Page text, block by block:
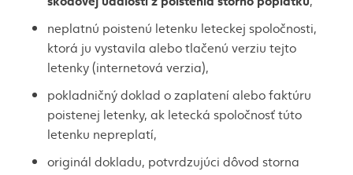
neplatnú poistenú letenku leteckej spoločnosti,
ktorá ju vystavila alebo tlačenú verziu tejto
letenky (internetová verzia),
pokladničný doklad o zaplatení alebo faktúru
poistenej letenky, ak letecká spoločnosť túto
letenku nepreplatí,
originál dokladu, potvrdzujúci dôvod storna